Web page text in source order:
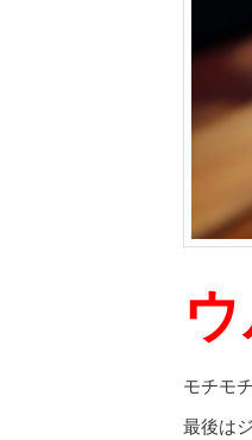
モチモ
最後は